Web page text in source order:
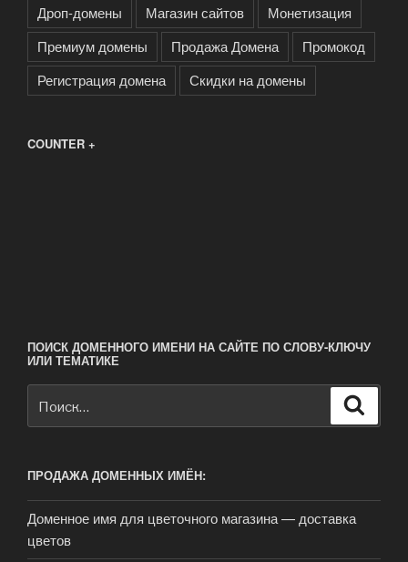
Дроп-домены
Магазин сайтов
Монетизация
Премиум домены
Продажа Домена
Промокод
Регистрация домена
Скидки на домены
COUNTER +
ПОИСК ДОМЕННОГО ИМЕНИ НА САЙТЕ ПО СЛОВУ-КЛЮЧУ
ИЛИ ТЕМАТИКЕ
ПРОДАЖА ДОМЕННЫХ ИМЁН:
Доменное имя для цветочного магазина — доставка
цветов